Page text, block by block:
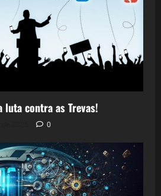
luta contra as Trevas!
0